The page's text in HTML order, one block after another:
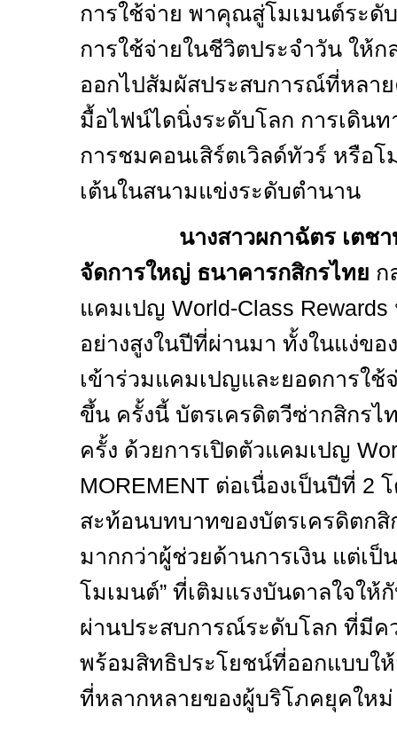
การใช้จ่าย พาคุณสู่โมเมนต์ระดั
การใช้จ่ายในชีวิตประจำวัน ให้ก
ออกไปสัมผัสประสบการณ์ที่หลา
มื้อไฟน์ไดนิ่งระดับโลก การเดิน
การชมคอนเสิร์ตเวิลด์ทัวร์ หรือ
เต้นในสนามแข่งระดับตำนาน
นางสาวผกาฉัตร เตช
จัดการใหญ่ ธนาคารกสิกรไทย ก
แคมเปญ World-Class Rewards
อย่างสูงในปีที่ผ่านมา ทั้งในแง่ขอ
เข้าร่วมแคมเปญและยอดการใช้
ขึ้น ครั้งนี้ บัตรเครดิตวีซ่ากสิกรไ
ครั้ง ด้วยการเปิดตัวแคมเปญ
MOREMENT ต่อเนื่องเป็นปีที่ 2
สะท้อนบทบาทของบัตรเครดิตกสิ
มากกว่าผู้ช่วยด้านการเงิน แต่เป็
โมเมนต์” ที่เติมแรงบันดาลใจให้
ผ่านประสบการณ์ระดับโลก ที่มีค
พร้อมสิทธิประโยชน์ที่ออกแบบใ
ที่หลากหลายของผู้บริโภคยุคใหม่